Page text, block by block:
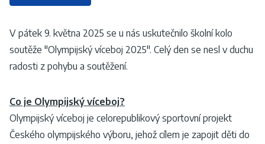
V pátek 9. května 2025 se u nás uskutečnilo školní kolo
soutěže "Olympijský víceboj 2025". Celý den se nesl v duchu
radosti z pohybu a soutěžení.
Co je Olympijský víceboj?
Olympijský víceboj je celorepublikový sportovní projekt
Českého olympijského výboru, jehož cílem je zapojit děti do